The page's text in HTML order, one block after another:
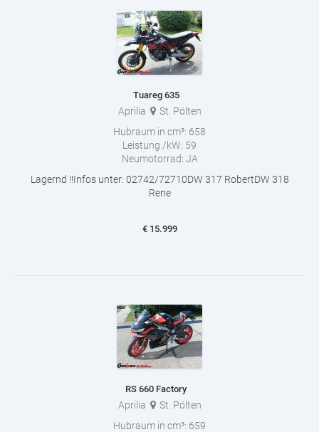
Tuareg 635
Aprilia
St. Pölten
Hubraum in cm³: 658
Leistung /kW: 59
Neumotorrad: JA
Lagernd !!Infos unter: 02742/72710DW 317 RobertDW 318
Rene
€ 15.999
RS 660 Factory
Aprilia
St. Pölten
Hubraum in cm³: 659